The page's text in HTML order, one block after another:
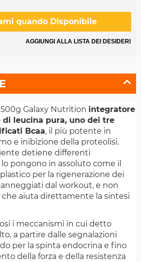
quando Disponibile
AGGIUNGI ALLA LISTA DEI DESIDERI
500g Galaxy Nutrition integratore
di leucina pura, uno dei tre
Bcaa, il più potente in
e inibizione della proteolisi.
detiene differenti
pongono in assoluto come il
per la rigenerazione dei
dal workout, e non
aiuta direttamente la sintesi
i meccanismi in cui detto
a partire dalle segnalazioni
per la spinta endocrina e fino
della forza e della resistenza